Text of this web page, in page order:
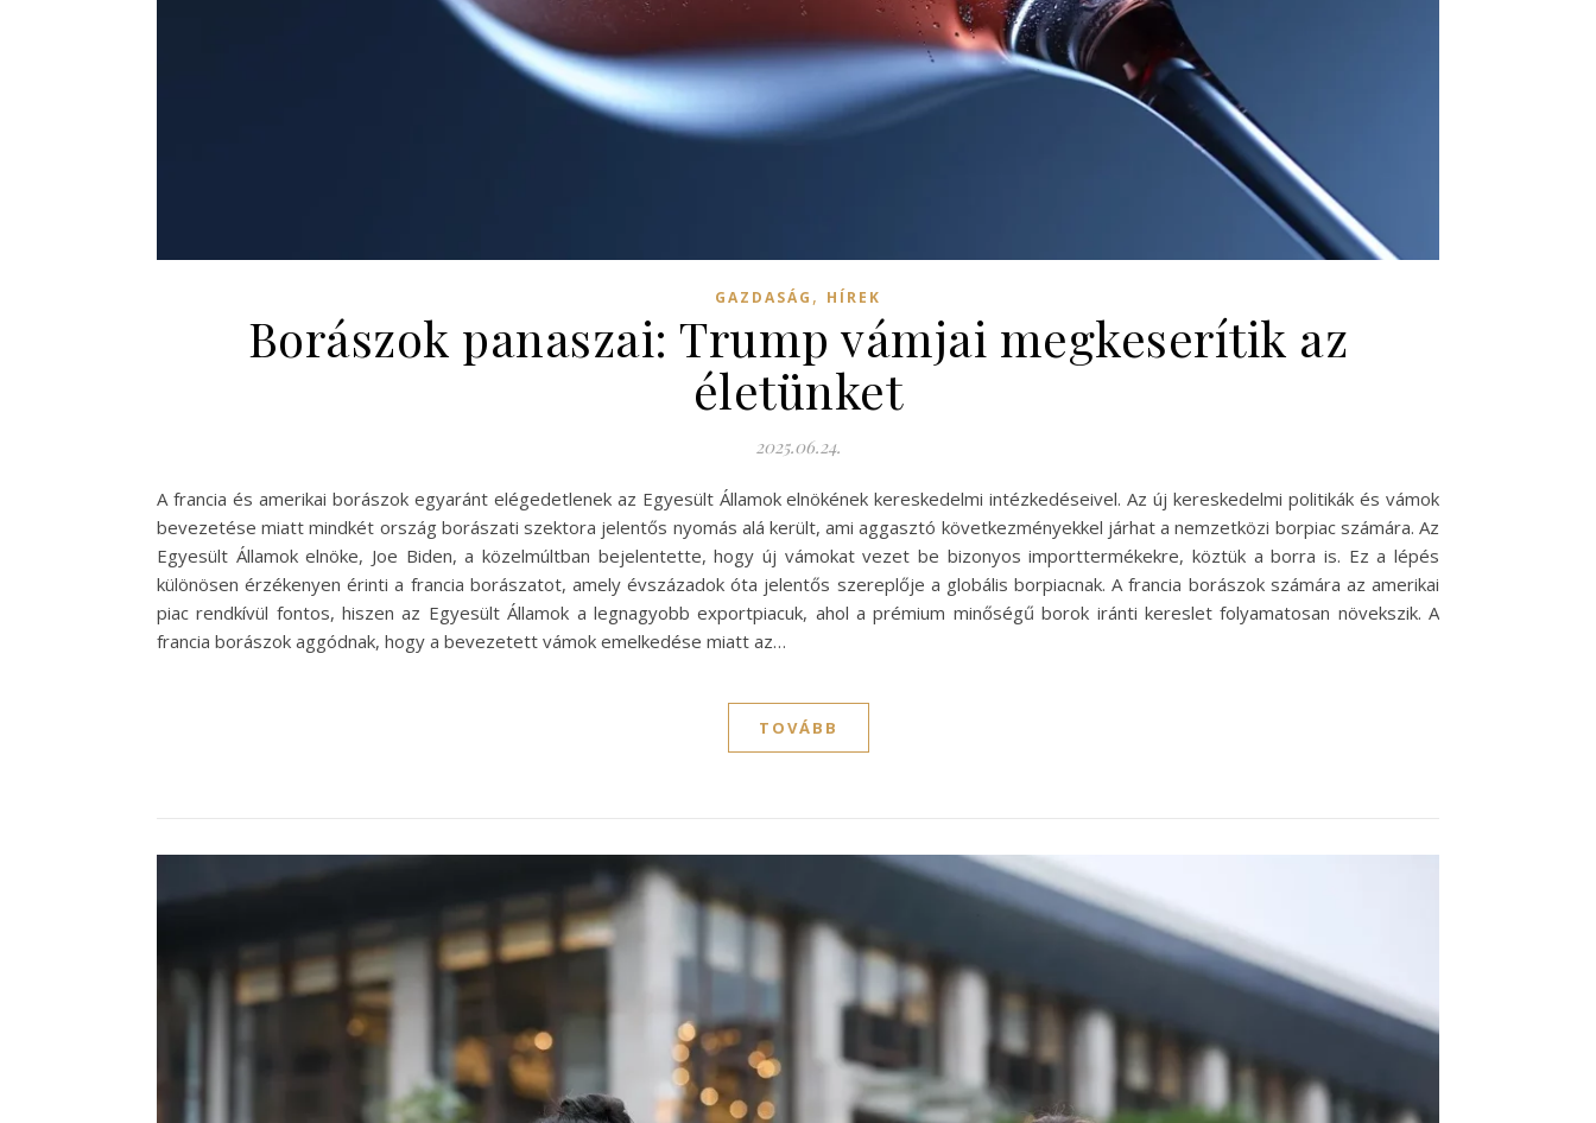
GAZDASÁG , HÍREK
Borászok panaszai: Trump vámjai megkeserítik az
életünket
2025.06.24.
A francia és amerikai borászok egyaránt elégedetlenek az Egyesült Államok elnökének kereskedelmi intézkedéseivel. Az új kereskedelmi politikák és vámok
bevezetése miatt mindkét ország borászati szektora jelentős nyomás alá került, ami aggasztó következményekkel járhat a nemzetközi borpiac számára. Az
Egyesült Államok elnöke, Joe Biden, a közelmúltban bejelentette, hogy új vámokat vezet be bizonyos importtermékekre, köztük a borra is. Ez a lépés
különösen érzékenyen érinti a francia borászatot, amely évszázadok óta jelentős szereplője a globális borpiacnak. A francia borászok számára az amerikai
piac rendkívül fontos, hiszen az Egyesült Államok a legnagyobb exportpiacuk, ahol a prémium minőségű borok iránti kereslet folyamatosan növekszik. A
francia borászok aggódnak, hogy a bevezetett vámok emelkedése miatt az…
TOVÁBB